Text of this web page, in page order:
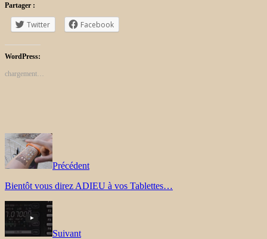
Partager :
Twitter Facebook
WordPress:
chargement…
Précédent
Bientôt vous direz ADIEU à vos Tablettes…
Suivant